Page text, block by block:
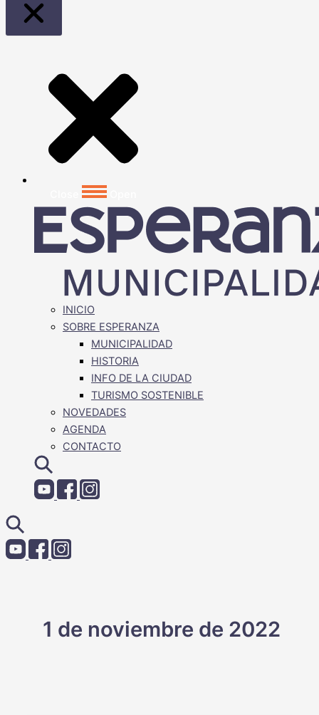
INICIO
SOBRE ESPERANZA
MUNICIPALIDAD
HISTORIA
INFO DE LA CIUDAD
TURISMO SOSTENIBLE
NOVEDADES
AGENDA
CONTACTO
1 de noviembre de 2022